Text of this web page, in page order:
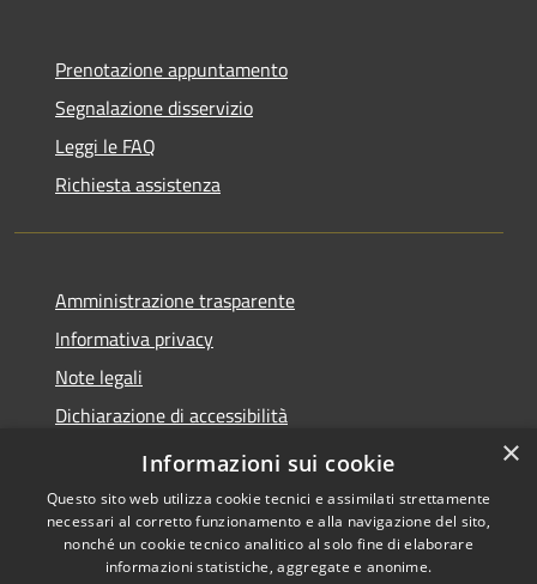
Prenotazione appuntamento
Segnalazione disservizio
Leggi le FAQ
Richiesta assistenza
Amministrazione trasparente
Informativa privacy
Note legali
Dichiarazione di accessibilità
Whistleblowing
Copyright © 2026 • Comune di
×
Informazioni sui cookie
Questo sito web utilizza cookie tecnici e assimilati strettamente
necessari al corretto funzionamento e alla navigazione del sito,
nonché un cookie tecnico analitico al solo fine di elaborare
informazioni statistiche, aggregate e anonime.